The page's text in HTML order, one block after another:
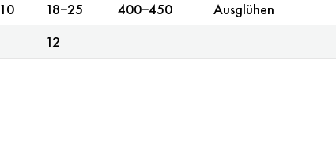
18−25 400−450
Ausglühen
12